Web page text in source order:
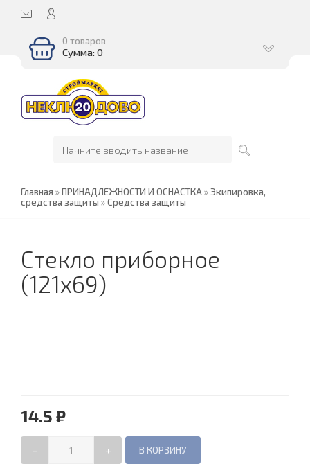
0 товаров
Сумма: 0
Главная »ПРИНАДЛЕЖНОСТИ И ОСНАСТКА»Экипировка,
средства защиты »Средства защиты
Стекло приборное
(121х69)
14.5 ₽
- +